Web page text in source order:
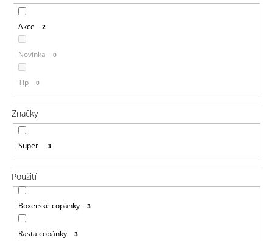
Akce 2
Novinka 0
Tip 0
Značky
Super 3
Použití
Boxerské copánky 3
Rasta copánky 3
a
D
p
o